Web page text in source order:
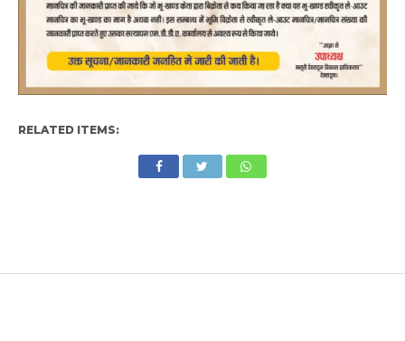
RELATED ITEMS: